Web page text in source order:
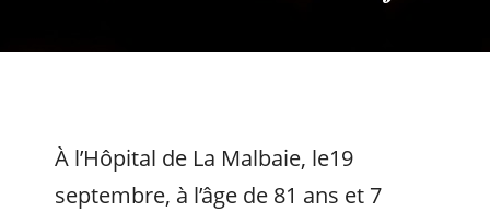
À l’Hôpital de La Malbaie, le19
septembre, à l’âge de 81 ans et 7